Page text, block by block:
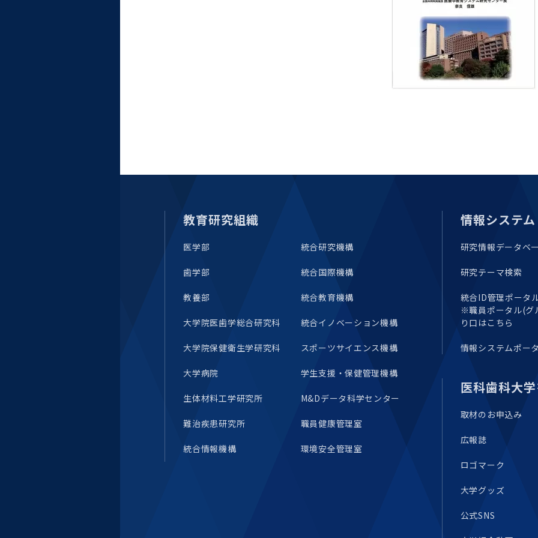
教育研究組織
医学部
歯学部
教養部
大学院医歯学総合研究科
大学院保健衛生学研究科
大学病院
生体材料工学研究所
難治疾患研究所
統合情報機構
統合研究機構
統合国際機構
統合教育機構
統合イノベーション機構
スポーツサイエンス機構
学生支援・保健管理機構
M&Dデータ科学センター
職員健康管理室
環境安全管理室
情報システム
研究情報データベ
研究テーマ検索
統合ID管理ポータ
※職員ポータル(グ
り口はこちら
情報システムポー
医科歯科大
取材のお申込み
広報誌
ロゴマーク
大学グッズ
公式SNS